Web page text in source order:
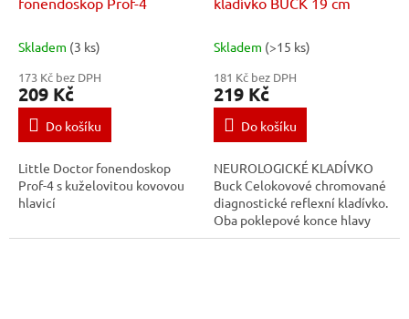
Skladem (3 ks)
173 Kč bez DPH
209 Kč
Do košíku
Little Doctor fonendoskop
Prof-4 s kuželovitou kovovou
hlavicí
Skladem (>15 ks)
181 Kč bez DPH
219 Kč
Do košíku
NEUROLOGICKÉ KLADÍVKO
Buck Celokovové chromované
diagnostické reflexní kladívko.
Oba poklepové konce hlavy
kladívka jsou opatřeny pryží.